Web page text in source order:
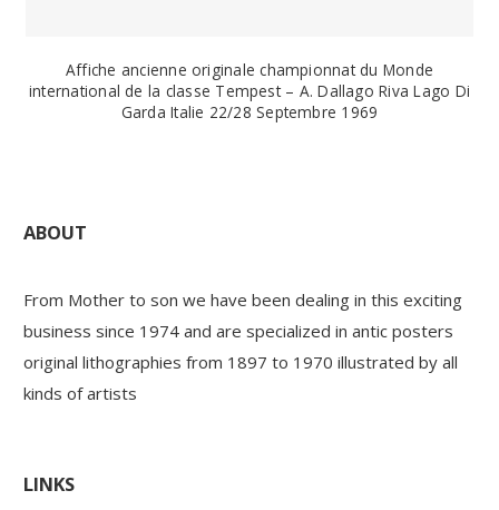
Affiche ancienne originale championnat du Monde
international de la classe Tempest – A. Dallago Riva Lago Di
Garda Italie 22/28 Septembre 1969
ABOUT
From Mother to son we have been dealing in this exciting
business since 1974 and are specialized in antic posters
original lithographies from 1897 to 1970 illustrated by all
kinds of artists
LINKS